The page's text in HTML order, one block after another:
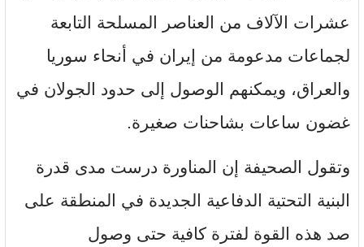
عشرات الآلاف من العناصر المسلحة التابعة
لجماعات مدعومة من إيران في أنحاء سوريا
والعراق، ويمكنهم الوصول إلى حدود الجولان في
غضون ساعات بشاحنات صغيرة.
وتقول الصحيفة إن المناورة درست مدى قدرة
البنية التحتية الدفاعية الجديدة في المنطقة على
صد هذه القوة لفترة كافية حتى وصول